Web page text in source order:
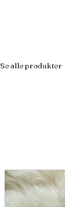
Se alle produkter